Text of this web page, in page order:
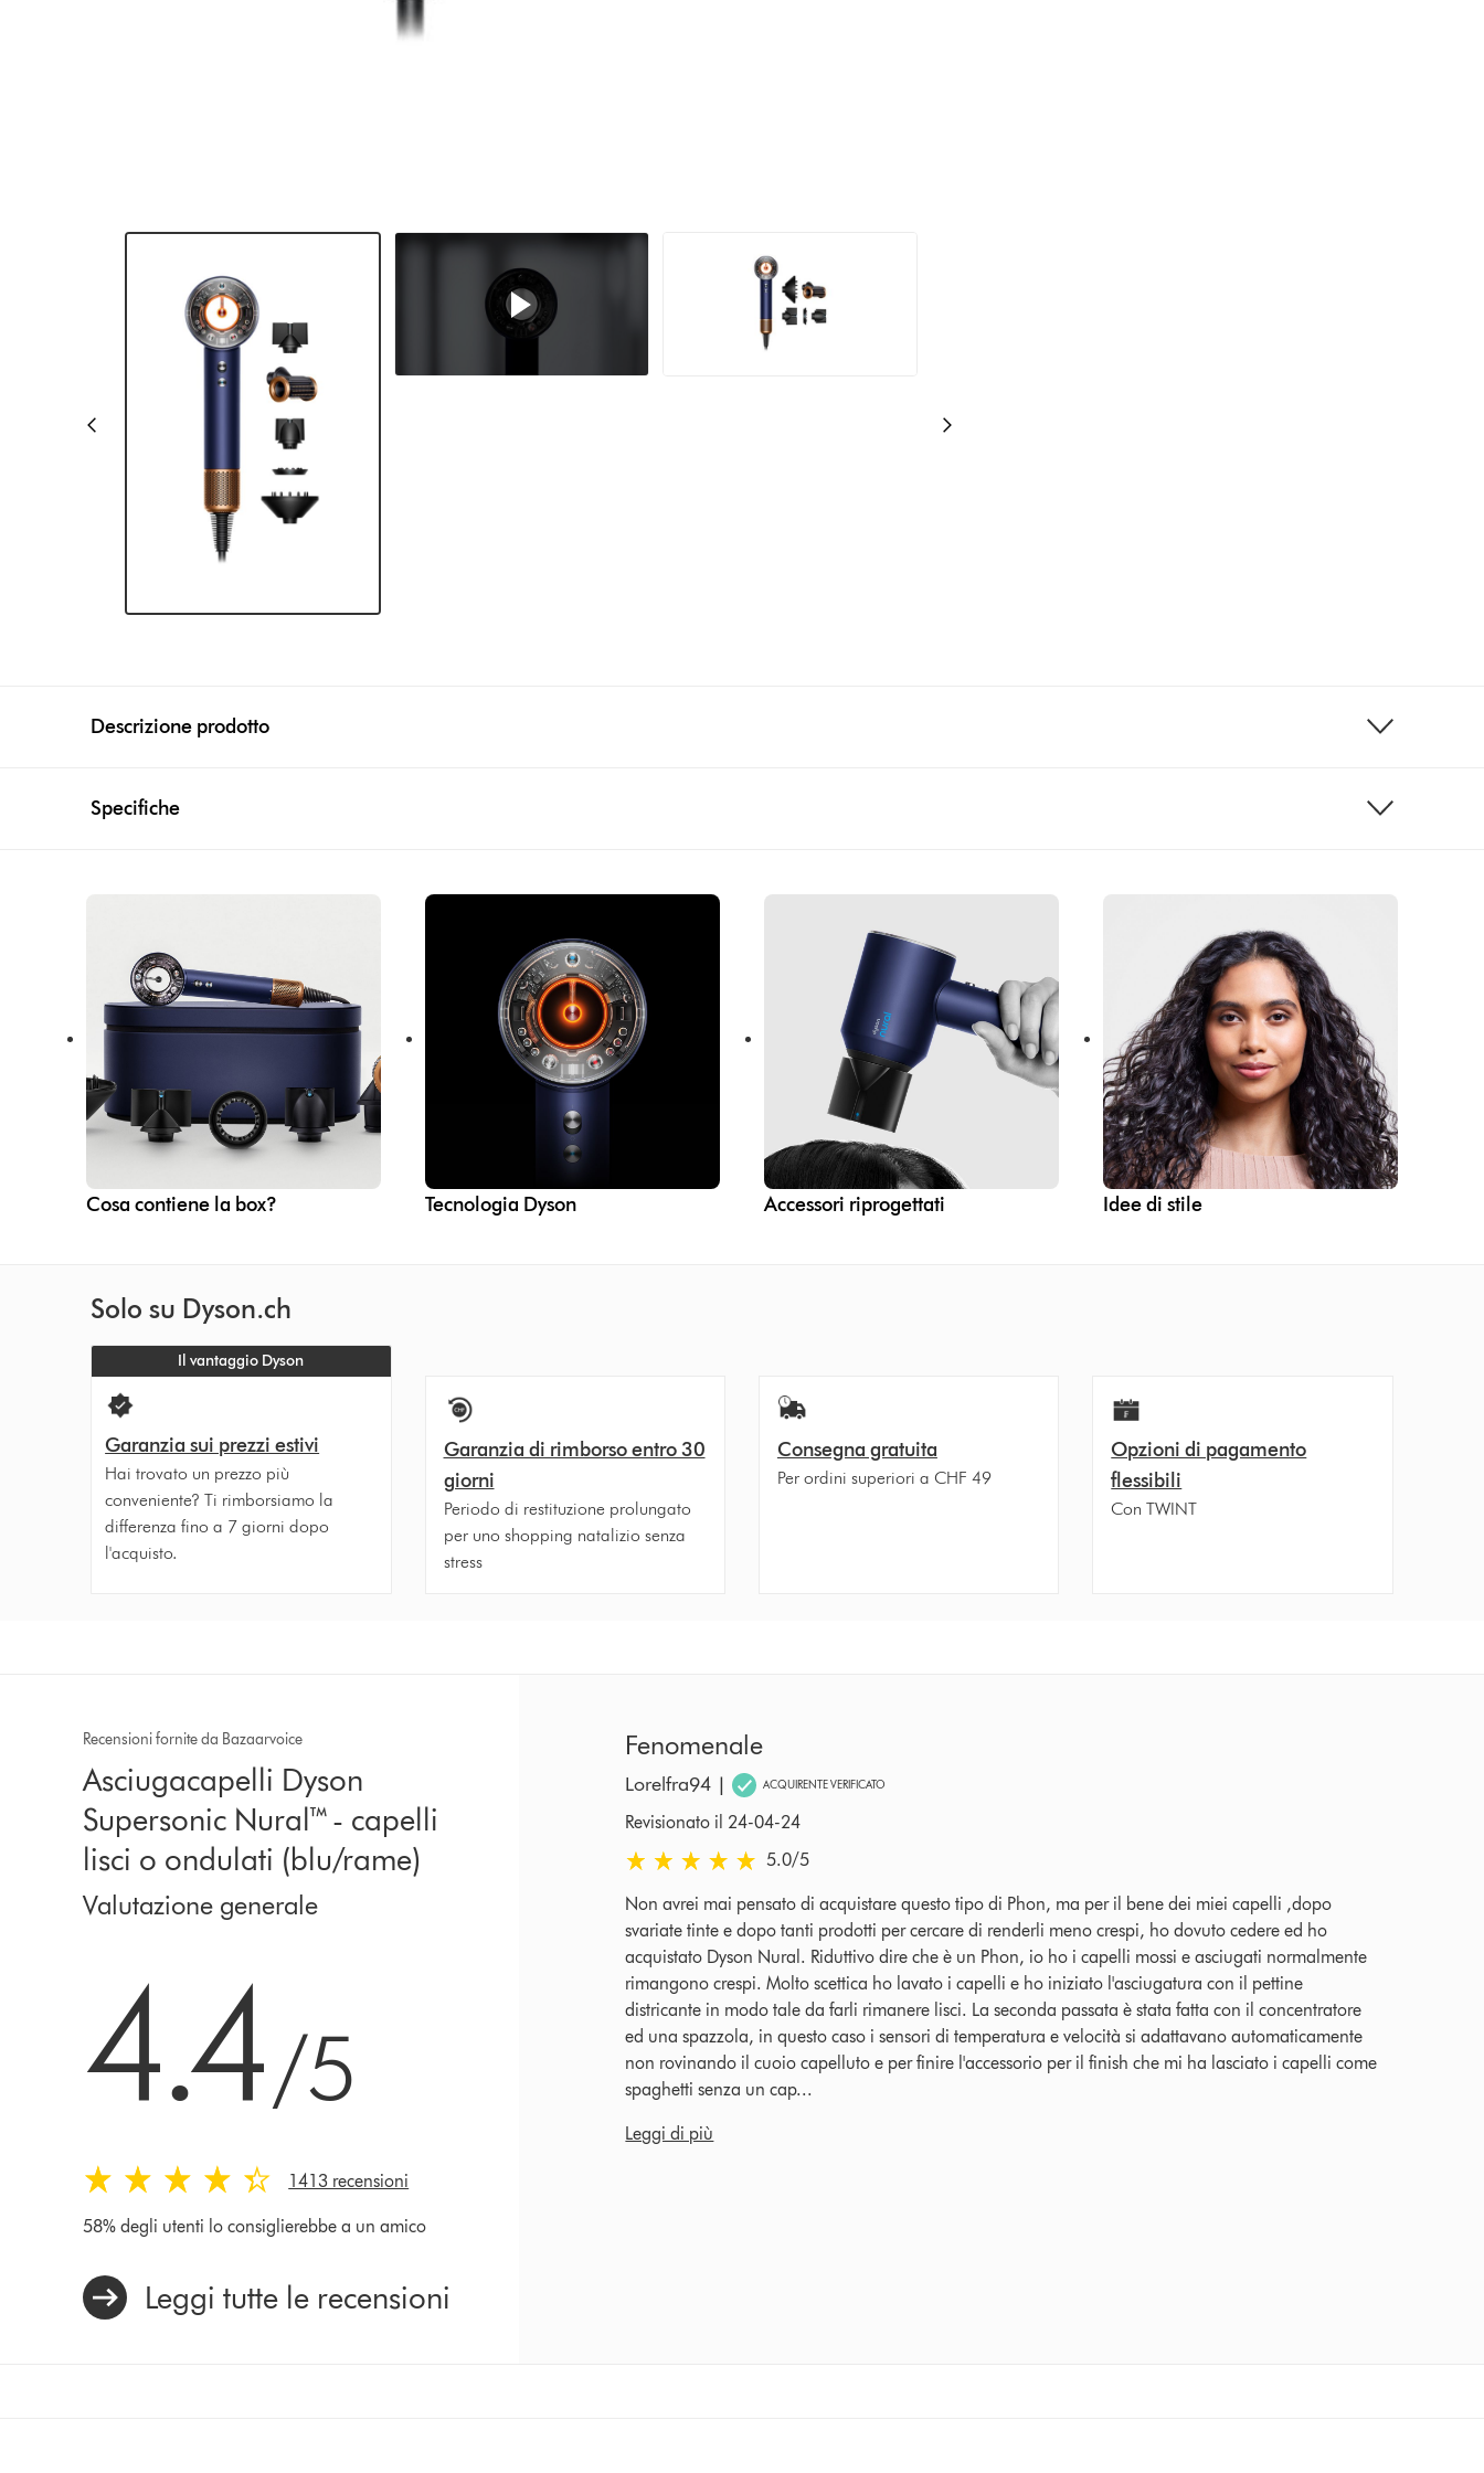
Descrizione prodotto
Specifiche
Cosa contiene la box? Tecnologia Dyson Accessori riprogettati Idee di stile
Solo su Dyson.ch
Il vantaggio Dyson
Garanzia sui prezzi estivi
Hai trovato un prezzo più
conveniente? Ti rimborsiamo la
differenza fino a 7 giorni dopo
l'acquisto.
Garanzia di rimborso entro 30
giorni
Periodo di restituzione prolungato
per uno shopping natalizio senza
stress
Consegna gratuita
Per ordini superiori a CHF 49
Opzioni di pagamento
flessibili
Con TWINT
Recensioni fornite da Bazaarvoice
Asciugacapelli Dyson
Supersonic Nural™ - capelli
lisci o ondulati (blu/rame)
Valutazione generale
4.4/5
1413 recensioni
58% degli utenti lo consiglierebbe a un amico
Leggi tutte le recensioni
Fenomenale
Lorelfra94 | ACQUIRENTE VERIFICATO
Revisionato il 24-04-24
5.0 stars out of 5 from Revisionato il 24-04-24 recensioni
5.0/5
Non avrei mai pensato di acquistare questo tipo di Phon, ma per il bene dei miei capelli ,dopo
svariate tinte e dopo tanti prodotti per cercare di renderli meno crespi, ho dovuto cedere ed ho
acquistato Dyson Nural. Riduttivo dire che è un Phon, io ho i capelli mossi e asciugati normalmente
rimangono crespi. Molto scettica ho lavato i capelli e ho iniziato l'asciugatura con il pettine
districante in modo tale da farli rimanere lisci. La seconda passata è stata fatta con il concentratore
ed una spazzola, in questo caso i sensori di temperatura e velocità si adattavano automaticamente
non rovinando il cuoio capelluto e per finire l'accessorio per il finish che mi ha lasciato i capelli come
spaghetti senza un cap...
Leggi di più